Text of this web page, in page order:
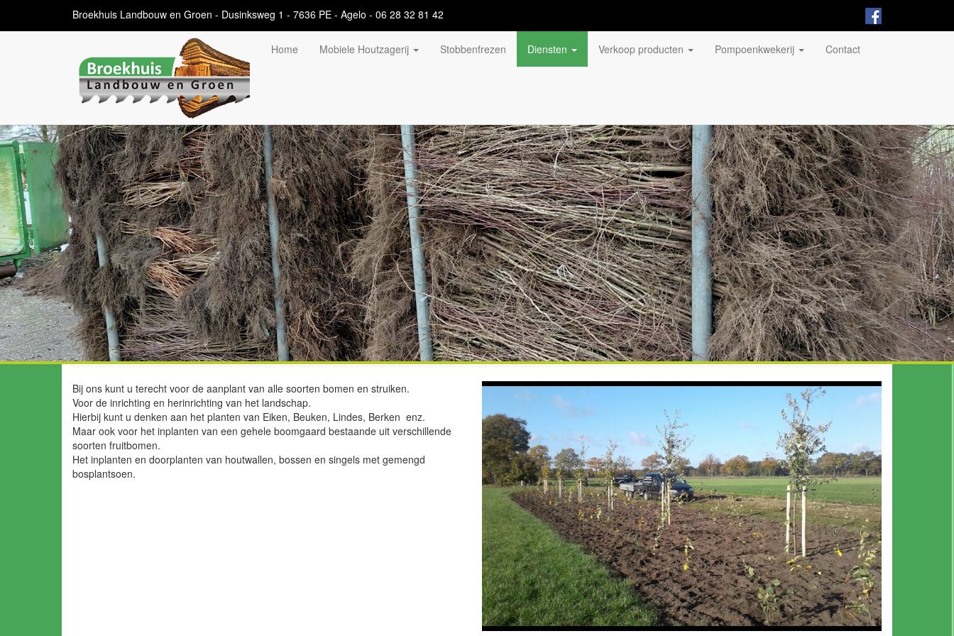
naar
Broekhuis Landbouw en Groen - Dusinksweg 1 - 7636 PE - Agelo - 06 28 32 81 42
Home Mobiele Houtzagerij Stobbenfrezen Diensten Verkoop producten Pompoenkwekerij Contact
Aanplant (fruit) bomen en struiken
Bij ons kunt u terecht voor de aanplant van alle soorten bomen en struiken.
Voor de inrichting en herinrichting van het landschap.
Hierbij kunt u denken aan het planten van Eiken, Beuken, Lindes, Berken enz.
Maar ook voor het inplanten van een gehele boomgaard bestaande uit verschillende
soorten fruitbomen.
Het inplanten en doorplanten van houtwallen, bossen en singels met gemengd
bosplantsoen.